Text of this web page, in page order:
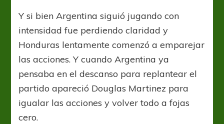
Y si bien Argentina siguió jugando con
intensidad fue perdiendo claridad y
Honduras lentamente comenzó a emparejar
las acciones. Y cuando Argentina ya
pensaba en el descanso para replantear el
partido apareció Douglas Martinez para
igualar las acciones y volver todo a fojas
cero.